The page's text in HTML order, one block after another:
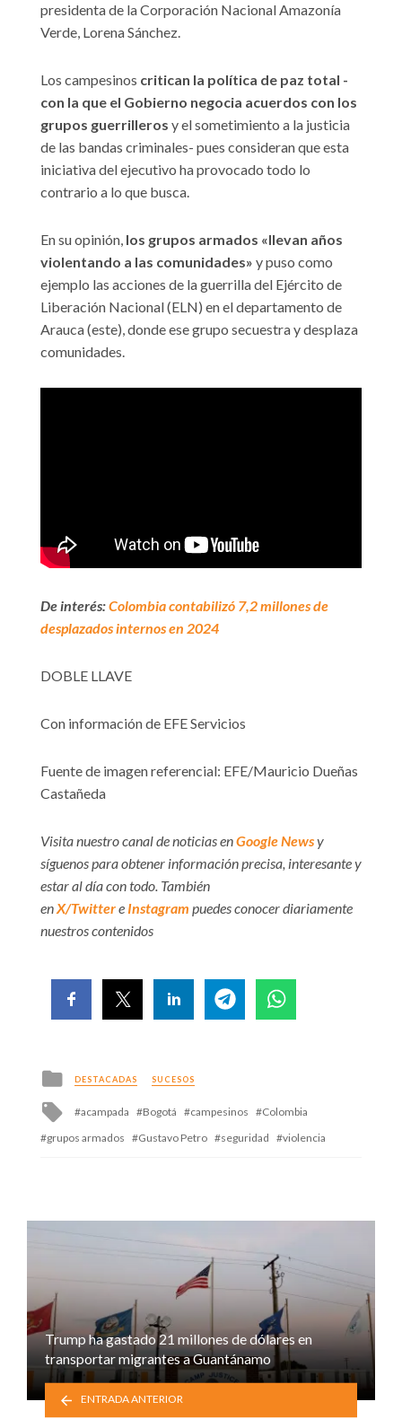
presidenta de la Corporación Nacional Amazonía
Verde, Lorena Sánchez.
Los campesinos critican la política de paz total -
con la que el Gobierno negocia acuerdos con los
grupos guerrilleros y el sometimiento a la justicia
de las bandas criminales- pues consideran que esta
iniciativa del ejecutivo ha provocado todo lo
contrario a lo que busca.
En su opinión, los grupos armados «llevan años
violentando a las comunidades» y puso como
ejemplo las acciones de la guerrilla del Ejército de
Liberación Nacional (ELN) en el departamento de
Arauca (este), donde ese grupo secuestra y desplaza
comunidades.
De interés:Colombia contabilizó 7,2 millones de
desplazados internos en 2024
DOBLE LLAVE
Con información de EFE Servicios
Fuente de imagen referencial: EFE/Mauricio Dueñas
Castañeda
Visita nuestro canal de noticias enGoogle Newsy
síguenos para obtener información precisa, interesante y
estar al día con todo. También
en X/Twittere Instagram puedes conocer diariamente
nuestros contenidos
Posted
in
DESTACADAS SUCESOS
Tagged
acampada Bogotá campesinos
Colombia
grupos armados
Gustavo Petro seguridad violencia
Trump ha gastado 21 millones de dólares en
transportar migrantes a Guantánamo
ENTRADA ANTERIOR